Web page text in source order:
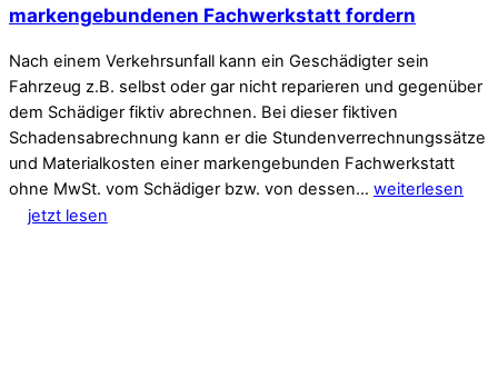
markengebundenen Fachwerkstatt fordern
Nach einem Verkehrsunfall kann ein Geschädigter sein
Fahrzeug z.B. selbst oder gar nicht reparieren und gegenüber
dem Schädiger fiktiv abrechnen. Bei dieser fiktiven
Schadensabrechnung kann er die Stundenverrechnungssätze
und Materialkosten einer markengebunden Fachwerkstatt
ohne MwSt. vom Schädiger bzw. von dessen… weiterlesen
jetzt lesen